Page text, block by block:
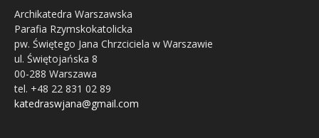
Archikatedra Warszawska
Parafia Rzymskokatolicka
pw. Świętego Jana Chrzciciela w Warszawie
ul. Świętojańska 8
00-288 Warszawa
tel. +48 22 831 02 89
katedraswjana@gmail.com